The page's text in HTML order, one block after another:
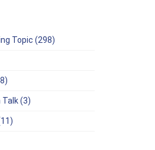
Topic (298)
(3)